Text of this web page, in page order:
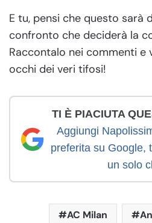
E tu, pensi che questo sarà
confronto che deciderà la
Raccontalo nei commenti e
occhi dei veri tifosi!
TI È PIACIUTA
Aggiungi
preferita su Google,
un solo
AC Milan